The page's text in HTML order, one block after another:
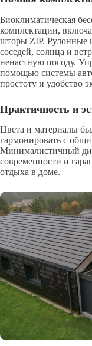
Биоклиматическая
комплектации,
шторы ZIP. Рулонные
соседей, солнца и
ненастную погоду.
помощью системы
простоту и удобство
Практичность и
Цвета и материалы
гармонировать с
Минималистичный
современности и
отдыха в доме.